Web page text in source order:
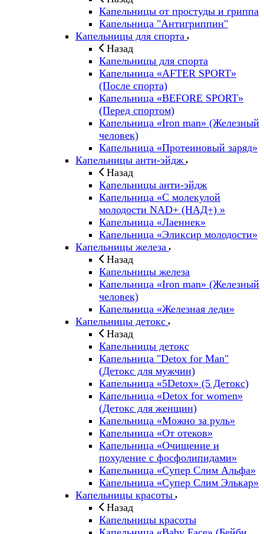
Капельницы от простуды и гриппа
Капельница "Антигриппин"
Капельницы для спорта
Назад
Капельницы для спорта
Капельница «AFTER SPORT»
(После спорта)
Капельница «BEFORE SPORT»
(Перед спортом)
Капельница «Iron man» (Железный
человек)
Капельница «Протеиновый заряд»
Капельницы анти-эйдж
Назад
Капельницы анти-эйдж
Капельница «С молекулой
молодости NAD+ (НАД+) »
Капельница «Лаеннек»
Капельница «Эликсир молодости»
Капельницы железа
Назад
Капельницы железа
Капельница «Iron man» (Железный
человек)
Капельница «Железная леди»
Капельницы детокс
Назад
Капельницы детокс
Капельница "Detox for Man"
(Детокс для мужчин)
Капельница «5Detox» (5 Детокс)
Капельница «Detox for women»
(Детокс для женщин)
Капельница «Можно за руль»
Капельница «От отеков»
Капельница «Очищение и
похудение с фосфолипидами»
Капельница «Супер Слим Альфа»
Капельница «Супер Слим Элькар»
Капельницы красоты
Назад
Капельницы красоты